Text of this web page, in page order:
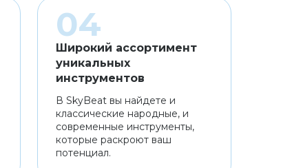
Широкий ассортимент
уникальных
инструментов
В SkyBeat вы найдете и
классические народные, и
современные инструменты,
которые раскроют ваш
потенциал.